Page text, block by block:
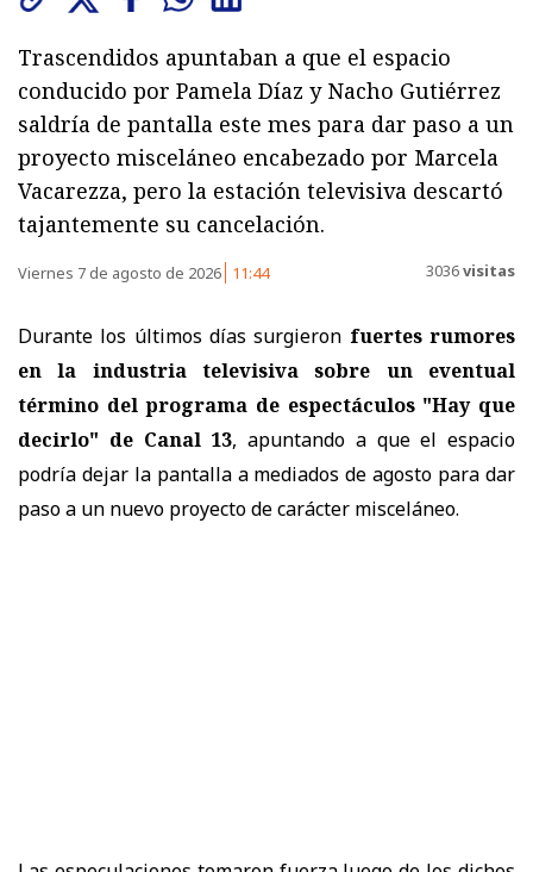
Trascendidos apuntaban a que el espacio
conducido por Pamela Díaz y Nacho Gutiérrez
saldría de pantalla este mes para dar paso a un
proyecto misceláneo encabezado por Marcela
Vacarezza, pero la estación televisiva descartó
tajantemente su cancelación.
Viernes 7 de agosto de 2026 11:44 3036visitas
Durante los últimos días surgieron fuertes rumores
en la industria televisiva sobre un eventual
término del programa de espectáculos "Hay que
decirlo" de Canal 13, apuntando a que el espacio
podría dejar la pantalla a mediados de agosto para dar
paso a un nuevo proyecto de carácter misceláneo.